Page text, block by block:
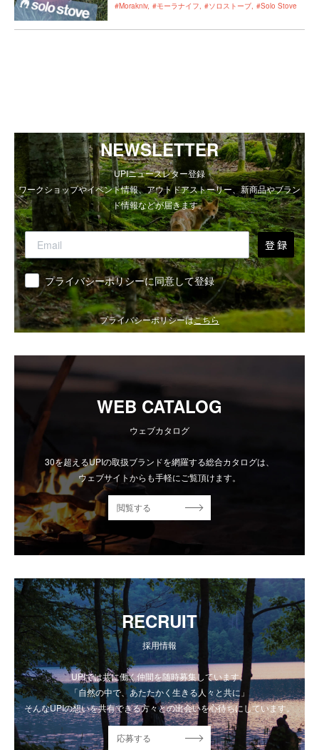
#Morakniv #モーラナイフ #ソロストーブ #Solo Stove
NEWSLETTER
UPIニュースレター登録
ワークショップやイベント情報、アウトドアストーリー、新商品やブラン
ド情報などが届きます。
登 録
同意 プライバシーポリシーに同意して登録
プライバシーポリシーはこちら
WEB CATALOG
ウェブカタログ
30を超えるUPIの取扱ブランドを網羅する総合カタログは、
ウェブサイトからも手軽にご覧頂けます。
閲覧する
RECRUIT
採用情報
UPIでは共に働く仲間を随時募集しています。
「自然の中で、あたたかく生きる人々と共に」
そんなUPIの想いを共有できる方々との出会いを心待ちにしています。
応募する